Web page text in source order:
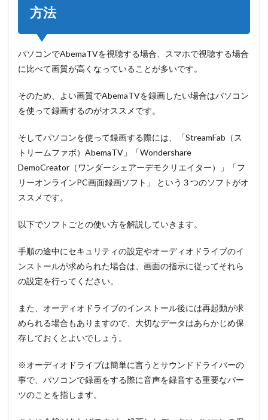
る方法
Screen
Recorder」
を使って
AbemaTV
3.2
「画
面録画-サウ
エディタ、
Recorder-」
AbemaTVを
録画する
4
め
方法
パソコンでAbemaTVを視聴する場合、スマホで視聴する場合
に比べて画質が高くなっていることが多いです。
そのため、よい画質でAbemaTVを録画したい場合はパソコン
を使って録画するのがオススメです。
そしてパソコンを使って録画する際には、「StreamFab（ス
トリームファボ）AbemaTV」「Wondershare
DemoCreator（ワンダーシェアーデモクリエイター）」「フ
リーオンラインPC画面録画ソフト」 という３つのソフトがオ
ススメです。
以下でソフトごとの使い方を解説していきます。
手順の途中にセキュリティの設定やオーディオドライブのイ
ンストールが求められた場合は、画面の指示に従ってそれら
の設定を行ってください。
また、オーディオドライブのインストール後には再起動が求
められる場合もありますので、大切なデータはあらかじめ保
存しておくとよいでしょう。
※オーディオドライブは簡単に言うとサウンドドライバーの
事で、パソコンで録画をする際に音声を録音する重要なパー
ツのことを指します。